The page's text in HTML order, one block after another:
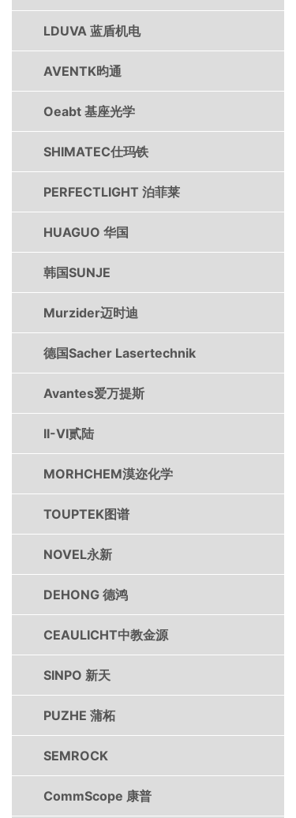
LDUVA 蓝盾机电
AVENTK昀通
Oeabt 基座光学
SHIMATEC仕玛铁
PERFECTLIGHT 泊菲莱
HUAGUO 华国
韩国SUNJE
Murzider迈时迪
德国Sacher Lasertechnik
Avantes爱万提斯
II-VI贰陆
MORHCHEM漠迩化学
TOUPTEK图谱
NOVEL永新
DEHONG 德鸿
CEAULICHT中教金源
SINPO 新天
PUZHE 蒲柘
SEMROCK
CommScope 康普